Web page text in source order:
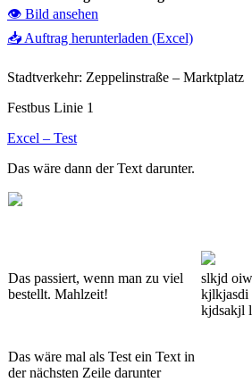
👁️ Bild ansehen
📥 Auftrag herunterladen (Excel)
Stadtverkehr: Zeppelinstraße – Marktplatz
Festbus Linie 1
Excel – Test
Das wäre dann der Text darunter.
Das passiert, wenn man zu viel
bestellt. Mahlzeit!
slkjd
kjlkjasdi
kjdsakjl
Das wäre mal als Test ein Text in
der nächsten Zeile darunter